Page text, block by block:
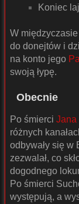
Koniec
W międzyczasie
do donejtów i
na konto jego
swoją łypę.
Obecnie
Po śmierci Jana
różnych
odbywały się w
zezwalał, co
dogodnego
Po śmierci
występują, a